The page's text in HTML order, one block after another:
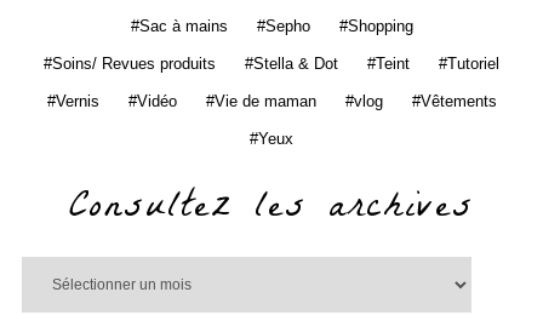
Sac à mains Sepho Shopping
Soins/ Revues produits Stella & Dot Teint Tutoriel
Vernis Vidéo Vie de maman vlog Vêtements
Yeux
Consultez les archives